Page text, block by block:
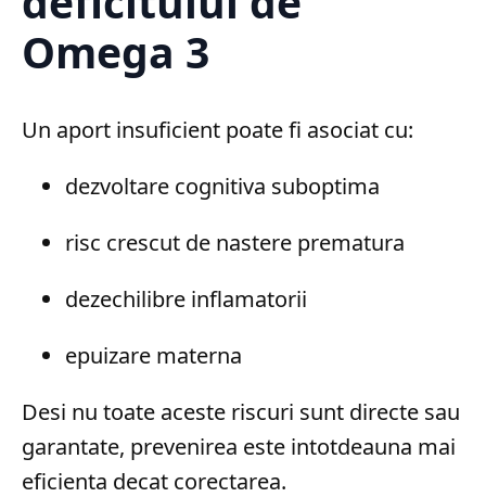
Omega 3
Un aport insuficient poate fi asociat cu:
dezvoltare cognitiva suboptima
risc crescut de nastere prematura
dezechilibre inflamatorii
epuizare materna
Desi nu toate aceste riscuri sunt directe sau
garantate, prevenirea este intotdeauna mai
eficienta decat corectarea.